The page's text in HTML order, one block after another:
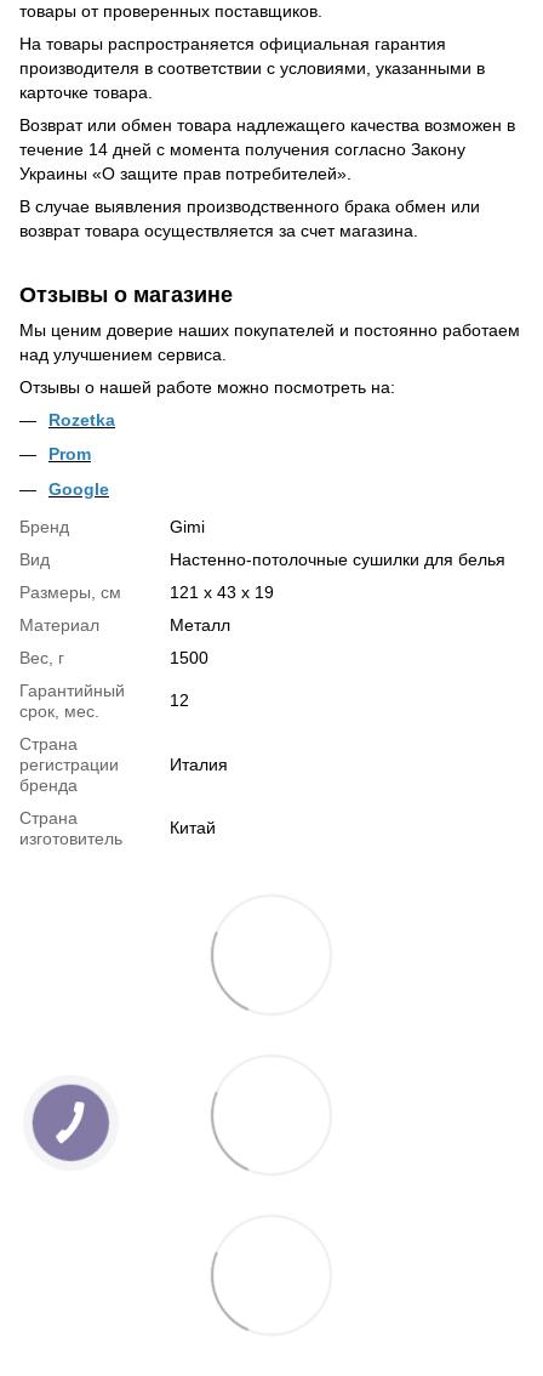
товары от проверенных поставщиков.
На товары распространяется официальная гарантия
производителя в соответствии с условиями, указанными в
карточке товара.
Возврат или обмен товара надлежащего качества возможен в
течение 14 дней с момента получения согласно Закону
Украины «О защите прав потребителей».
В случае выявления производственного брака обмен или
возврат товара осуществляется за счет магазина.
Отзывы о магазине
Мы ценим доверие наших покупателей и постоянно работаем
над улучшением сервиса.
Отзывы о нашей работе можно посмотреть на:
Rozetka
Prom
Google
Бренд
Gimi
Вид
Настенно-потолочные сушилки для белья
Размеры, см
121 х 43 х 19
Материал
Металл
Вес, г
1500
Гарантийный
срок, мес.
12
Страна
регистрации
бренда
Италия
Страна
изготовитель
Китай